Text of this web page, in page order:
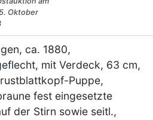
Oktober
ca. 1880,
mit Verdeck, 63 cm,
Puppe,
fest eingesetzte
der Stirn sowie seitl.,